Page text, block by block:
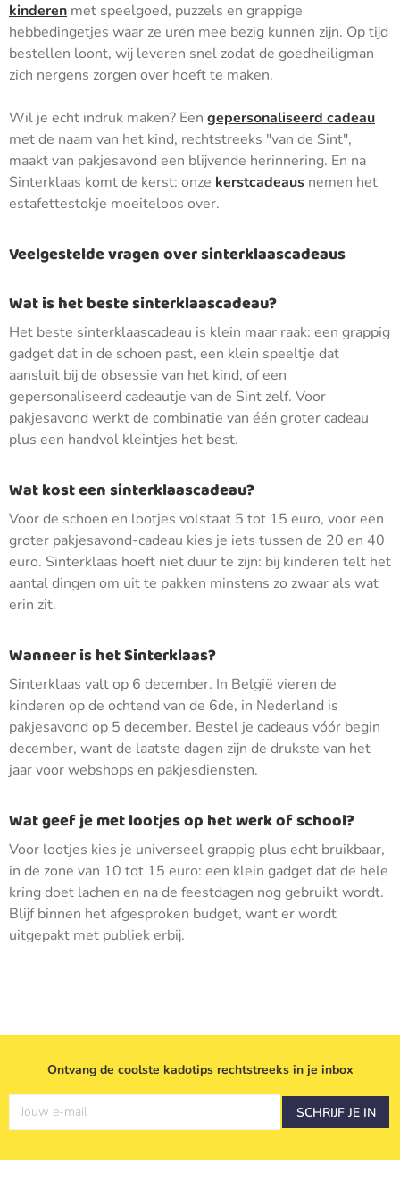
kinderen met speelgoed, puzzels en grappige
hebbedingetjes waar ze uren mee bezig kunnen zijn. Op tijd
bestellen loont, wij leveren snel zodat de goedheiligman
zich nergens zorgen over hoeft te maken.
Wil je echt indruk maken? Een gepersonaliseerd cadeau
met de naam van het kind, rechtstreeks "van de Sint",
maakt van pakjesavond een blijvende herinnering. En na
Sinterklaas komt de kerst: onze kerstcadeaus nemen het
estafettestokje moeiteloos over.
Veelgestelde vragen over sinterklaascadeaus
Wat is het beste sinterklaascadeau?
Het beste sinterklaascadeau is klein maar raak: een grappig
gadget dat in de schoen past, een klein speeltje dat
aansluit bij de obsessie van het kind, of een
gepersonaliseerd cadeautje van de Sint zelf. Voor
pakjesavond werkt de combinatie van één groter cadeau
plus een handvol kleintjes het best.
Wat kost een sinterklaascadeau?
Voor de schoen en lootjes volstaat 5 tot 15 euro, voor een
groter pakjesavond-cadeau kies je iets tussen de 20 en 40
euro. Sinterklaas hoeft niet duur te zijn: bij kinderen telt het
aantal dingen om uit te pakken minstens zo zwaar als wat
erin zit.
Wanneer is het Sinterklaas?
Sinterklaas valt op 6 december. In België vieren de
kinderen op de ochtend van de 6de, in Nederland is
pakjesavond op 5 december. Bestel je cadeaus vóór begin
december, want de laatste dagen zijn de drukste van het
jaar voor webshops en pakjesdiensten.
Wat geef je met lootjes op het werk of school?
Voor lootjes kies je universeel grappig plus echt bruikbaar,
in de zone van 10 tot 15 euro: een klein gadget dat de hele
kring doet lachen en na de feestdagen nog gebruikt wordt.
Blijf binnen het afgesproken budget, want er wordt
uitgepakt met publiek erbij.
Ontvang de coolste kadotips rechtstreeks in je inbox
Jouw e-mail SCHRIJF JE IN